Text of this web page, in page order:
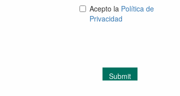
EGM Parc Tecnològic Paterna